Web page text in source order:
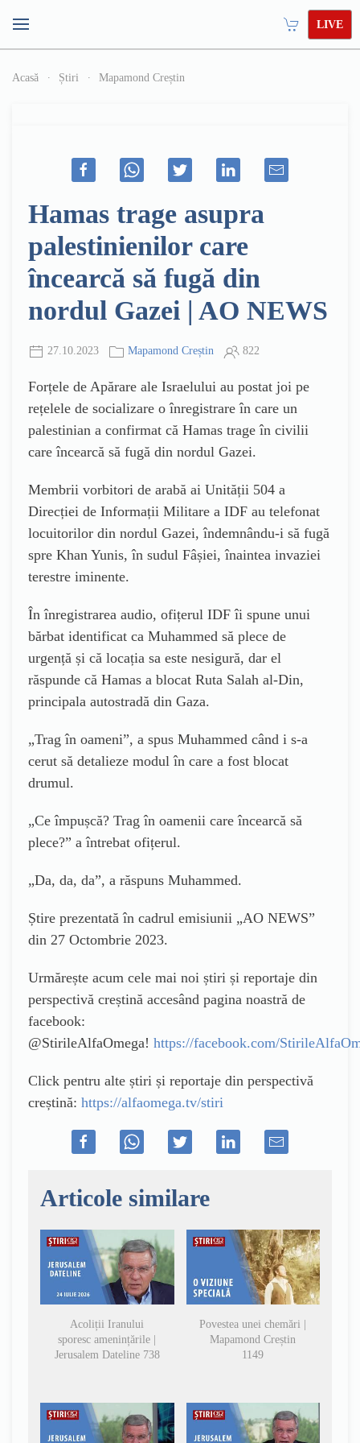
LIVE
Acasă Știri Mapamond Creștin
Hamas trage asupra
palestinienilor care
încearcă să fugă din
nordul Gazei | AO NEWS
27.10.2023 Mapamond Creștin 822
Forțele de Apărare ale Israelului au postat joi pe
rețelele de socializare o înregistrare în care un
palestinian a confirmat că Hamas trage în civilii
care încearcă să fugă din nordul Gazei.
Membrii vorbitori de arabă ai Unității 504 a
Direcției de Informații Militare a IDF au telefonat
locuitorilor din nordul Gazei, îndemnându-i să fugă
spre Khan Yunis, în sudul Fâșiei, înaintea invaziei
terestre iminente.
În înregistrarea audio, ofițerul IDF îi spune unui
bărbat identificat ca Muhammed să plece de
urgență și că locația sa este nesigură, dar el
răspunde că Hamas a blocat Ruta Salah al-Din,
principala autostradă din Gaza.
„Trag în oameni”, a spus Muhammed când i s-a
cerut să detalieze modul în care a fost blocat
drumul.
„Ce împușcă? Trag în oamenii care încearcă să
plece?” a întrebat ofițerul.
„Da, da, da”, a răspuns Muhammed.
Știre prezentată în cadrul emisiunii „AO NEWS”
din 27 Octombrie 2023.
Urmărește acum cele mai noi știri și reportaje din
perspectivă creștină accesând pagina noastră de
facebook:
@StirileAlfaOmega! https://facebook.com/
Click pentru alte știri și reportaje din perspectivă
creștină: https://alfaomega.tv/stiri
Articole similare
Acoliții Iranului
sporesc amenințările |
Jerusalem Dateline 738
Povestea unei chemări |
Mapamond Creștin
1149